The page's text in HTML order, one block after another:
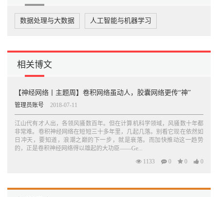
13.3.2 Tanh函数 461
13.3.3 修正线性单元——ReLU 462
13.4 池化层的实现 466
13.5 规范化层 470
13.5.1 为什么需要规范化 470
13.5.2 局部响应规范化 472
13.5.3 批规范化 475
13.6.1 数据读取 480
13.6.3 卷积和池化 482
13.6.4 构建第一个卷积层 482
13.6.5 构建第二个卷积层 483
13.6.9 参数训练与模型评估 485
数据处理与大数据 人工智能与机器学习
相关博文
【神经网络丨主题周】卷积网络虽动人，胶囊网络更传“神”
管理员账号 2018-07-11
江山代有才人出，各领风骚数百年。但在计算机科学领域，风骚数十年都
非常难。卷积神经网络在短短三十多年里，几起几落。别看它现在依然如
日冲天，要知道，浪潮之巅的下一步，就是衰落。而加快推动这一趋势
的，正是卷积神经网络得以雄起的大功臣——Ge...
1133
0 0 0